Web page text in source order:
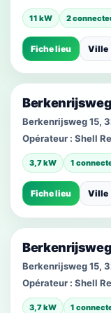
11 kW 2
Fiche lieu Ville
Berkenrijsweg 15,
Opérateur : Shell
3,7 kW 1
Fiche lieu Ville
Berkenrijsweg 15,
Opérateur : Shell
3,7 kW 1